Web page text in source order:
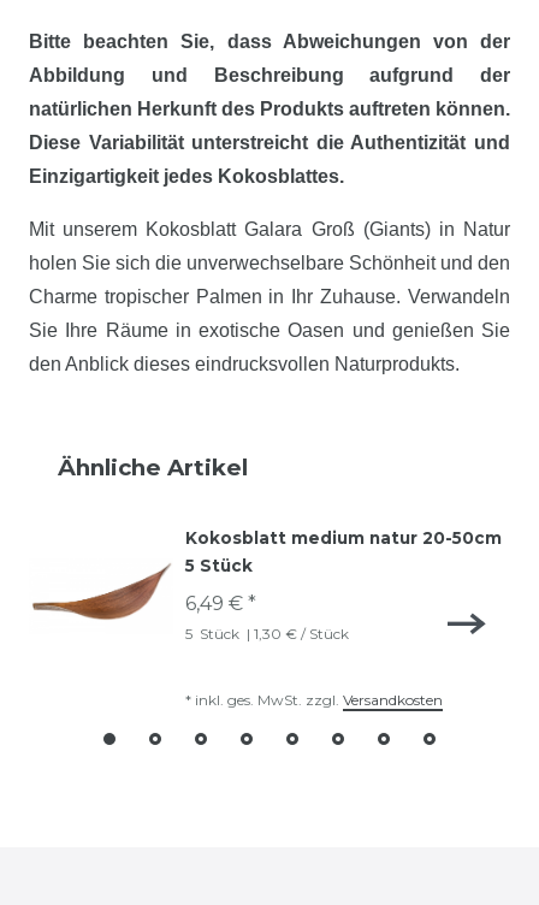
Bitte beachten Sie, dass Abweichungen von der
Abbildung und Beschreibung aufgrund der
natürlichen Herkunft des Produkts auftreten können.
Diese Variabilität unterstreicht die Authentizität und
Einzigartigkeit jedes Kokosblattes.
Mit unserem Kokosblatt Galara Groß (Giants) in Natur
holen Sie sich die unverwechselbare Schönheit und den
Charme tropischer Palmen in Ihr Zuhause. Verwandeln
Sie Ihre Räume in exotische Oasen und genießen Sie
den Anblick dieses eindrucksvollen Naturprodukts.
Ähnliche Artikel
Kokosblatt medium natur 20-50cm
5 Stück
6,49 € *
5 Stück | 1,30 € / Stück
* inkl. ges. MwSt. zzgl. Versandkosten